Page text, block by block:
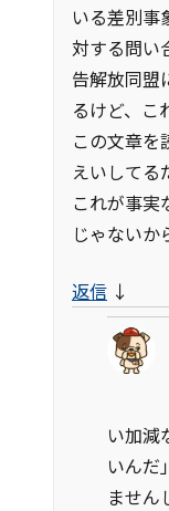
いる差別事
対する問い
告解放同盟
るけど、こ
この文章を
えいしてる
これが事
じゃないか
返信 ↓
い加減
いんだ
ません